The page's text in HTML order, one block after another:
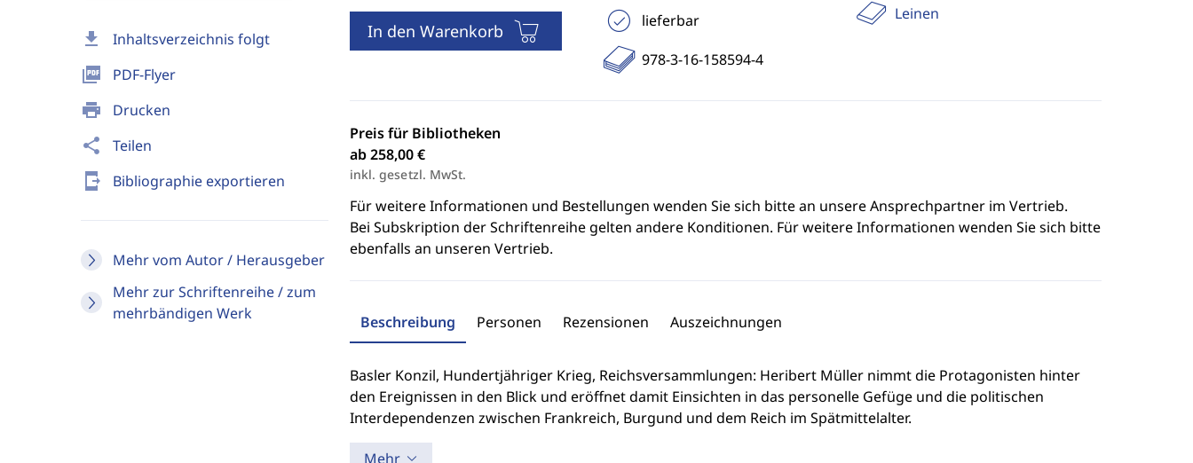
download Inhaltsverzeichnis folgt
picture_as_pdf PDF-Flyer
print Drucken
share Teilen
send_to_mobile Bibliographie exportieren
Mehr vom Autor / Herausgeber
Mehr zur Schriftenreihe / zum
mehrbändigen Werk
In den Warenkorb
lieferbar
978-3-16-158594-4
Leinen
Preis für Bibliotheken
ab 258,00 €
inkl. gesetzl. MwSt.
Für weitere Informationen und Bestellungen wenden Sie sich bitte an unsere Ansprechpartner im Vertrieb.
Bei Subskription der Schriftenreihe gelten andere Konditionen. Für weitere Informationen wenden Sie sich bitte
ebenfalls an unseren Vertrieb.
Beschreibung Personen Rezensionen Auszeichnungen
Basler Konzil, Hundertjähriger Krieg, Reichsversammlungen: Heribert Müller nimmt die Protagonisten hinter
den Ereignissen in den Blick und eröffnet damit Einsichten in das personelle Gefüge und die politischen
Interdependenzen zwischen Frankreich, Burgund und dem Reich im Spätmittelalter.
Mehr